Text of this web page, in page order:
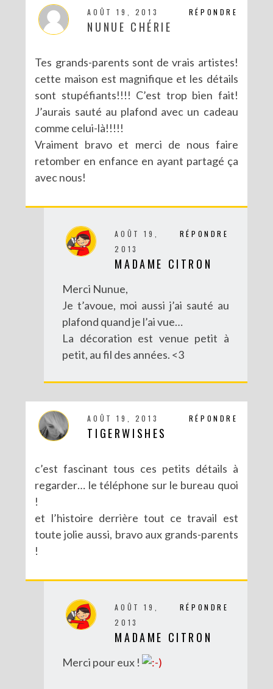
DIY – UN CALENDRIER DE L’AVENT TOUT EN IMAGES
DIY CRÉE TON BULLET JOURNAL (AVEC SCAN N CUT)
DIY : MA VALISETTE CITRON
RÉPONDRE
AOÛT 19, 2013
NUNUE CHÉRIE
Tes grands-parents sont de vrais artistes!
cette maison est magnifique et les détails
sont stupéfiants!!!! C’est trop bien fait!
J’aurais sauté au plafond avec un cadeau
comme celui-là!!!!!
Vraiment bravo et merci de nous faire
retomber en enfance en ayant partagé ça
avec nous!
RÉPONDRE
AOÛT 19,
2013
MADAME CITRON
Merci Nunue,
Je t’avoue, moi aussi j’ai sauté au
plafond quand je l’ai vue…
La décoration est venue petit à
petit, au fil des années. <3
RÉPONDRE
AOÛT 19, 2013
TIGERWISHES
c’est fascinant tous ces petits détails à
regarder… le téléphone sur le bureau quoi
!
et l’histoire derrière tout ce travail est
toute jolie aussi, bravo aux grands-parents
!
RÉPONDRE
AOÛT 19,
2013
MADAME CITRON
Merci pour eux !